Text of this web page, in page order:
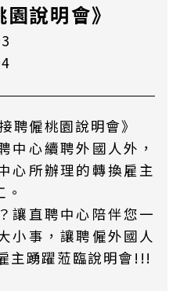
說明會》
聘僱桃園說明會》
中心續聘外國人外，
心所辦理的轉換雇主
讓直聘中心陪伴您一
小事，讓聘僱外國人
主踴躍蒞臨說明會!!!